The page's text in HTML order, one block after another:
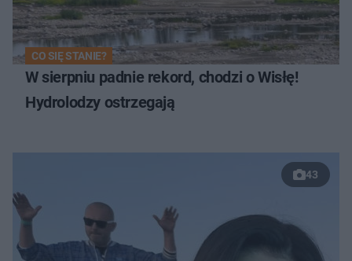
CO SIĘ STANIE?
W sierpniu padnie rekord, chodzi o Wisłę!
Hydrolodzy ostrzegają
43